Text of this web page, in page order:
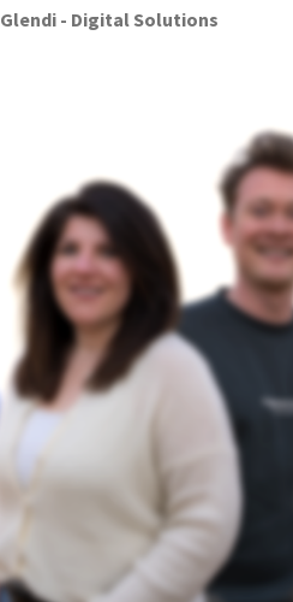
Glendi - Digital Solutions